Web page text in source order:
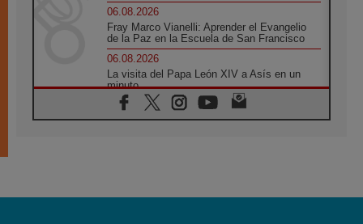
06.08.2026
Fray Marco Vianelli: Aprender el Evangelio
de la Paz en la Escuela de San Francisco
06.08.2026
La visita del Papa León XIV a Asís en un
minuto
06.08.2026
El agradecimiento de los jóvenes al Papa: